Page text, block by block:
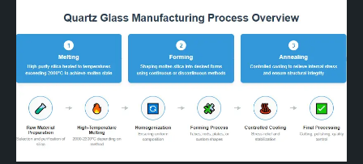
FAQ (Häufig gestellte Fragen)